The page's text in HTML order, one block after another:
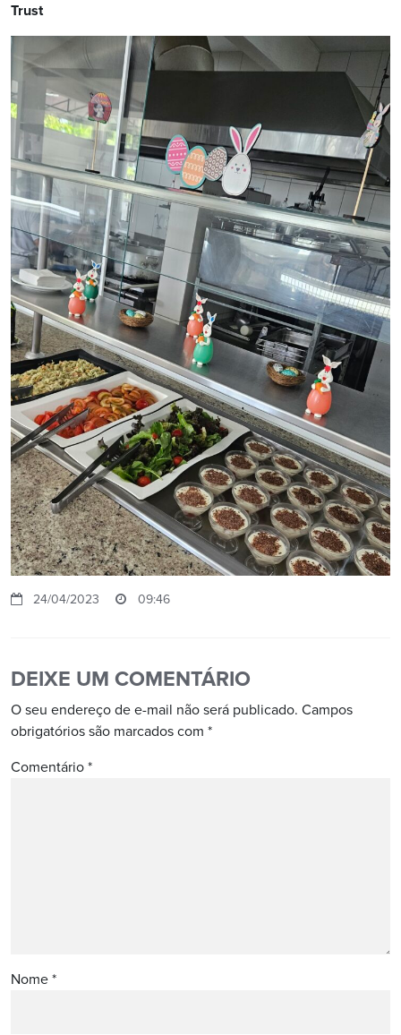
Trust
24/04/2023 09:46
DEIXE UM COMENTÁRIO
O seu endereço de e-mail não será publicado. Campos
obrigatórios são marcados com *
Comentário *
Nome *